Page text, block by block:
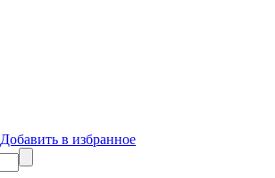
Добавить в избранное